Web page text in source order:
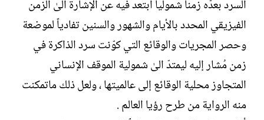
السرد بعدّه زمناً شمولياً ابتعد فيه عن الإشارة الىٰ الزمن
الفيزيقي المحدد بالأيام والشهور والسنين تفادياً لموضعة
وحصر المجريات والوقائع التي كوّنت سرد الذاكرة في
زمن مُشار إليه ليمتدّ الىٰ شمولية الموقف الإنساني
المتجاوز محلية الوقائع إلى عالميتها ، ولعل ذلك ماتمكنت
منه الرواية من طرح رؤيا العالم .